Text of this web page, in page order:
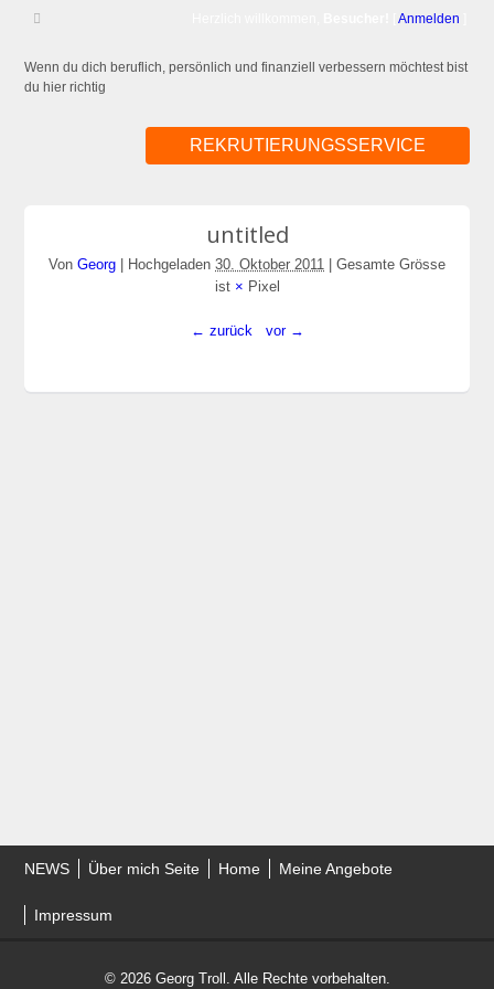
Anmelden
Wenn du dich beruflich, persönlich und finanziell verbessern möchtest bist
du hier richtig
REKRUTIERUNGSSERVICE
untitled
Von Georg Hochgeladen 30. Oktober 2011
Gesamte Grösse
ist × Pixel
← zurück vor →
NEWS Über mich Seite Home Meine Angebote
Impressum
© 2026 Georg Troll. Alle Rechte vorbehalten.